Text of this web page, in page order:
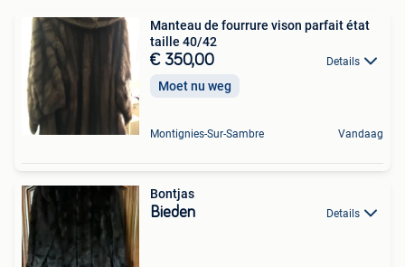
Manteau de fourrure vison parfait état
taille 40/42
€ 350,00 Details
Moet nu weg
Montignies-Sur-Sambre Vandaag
Bontjas
Bieden Details